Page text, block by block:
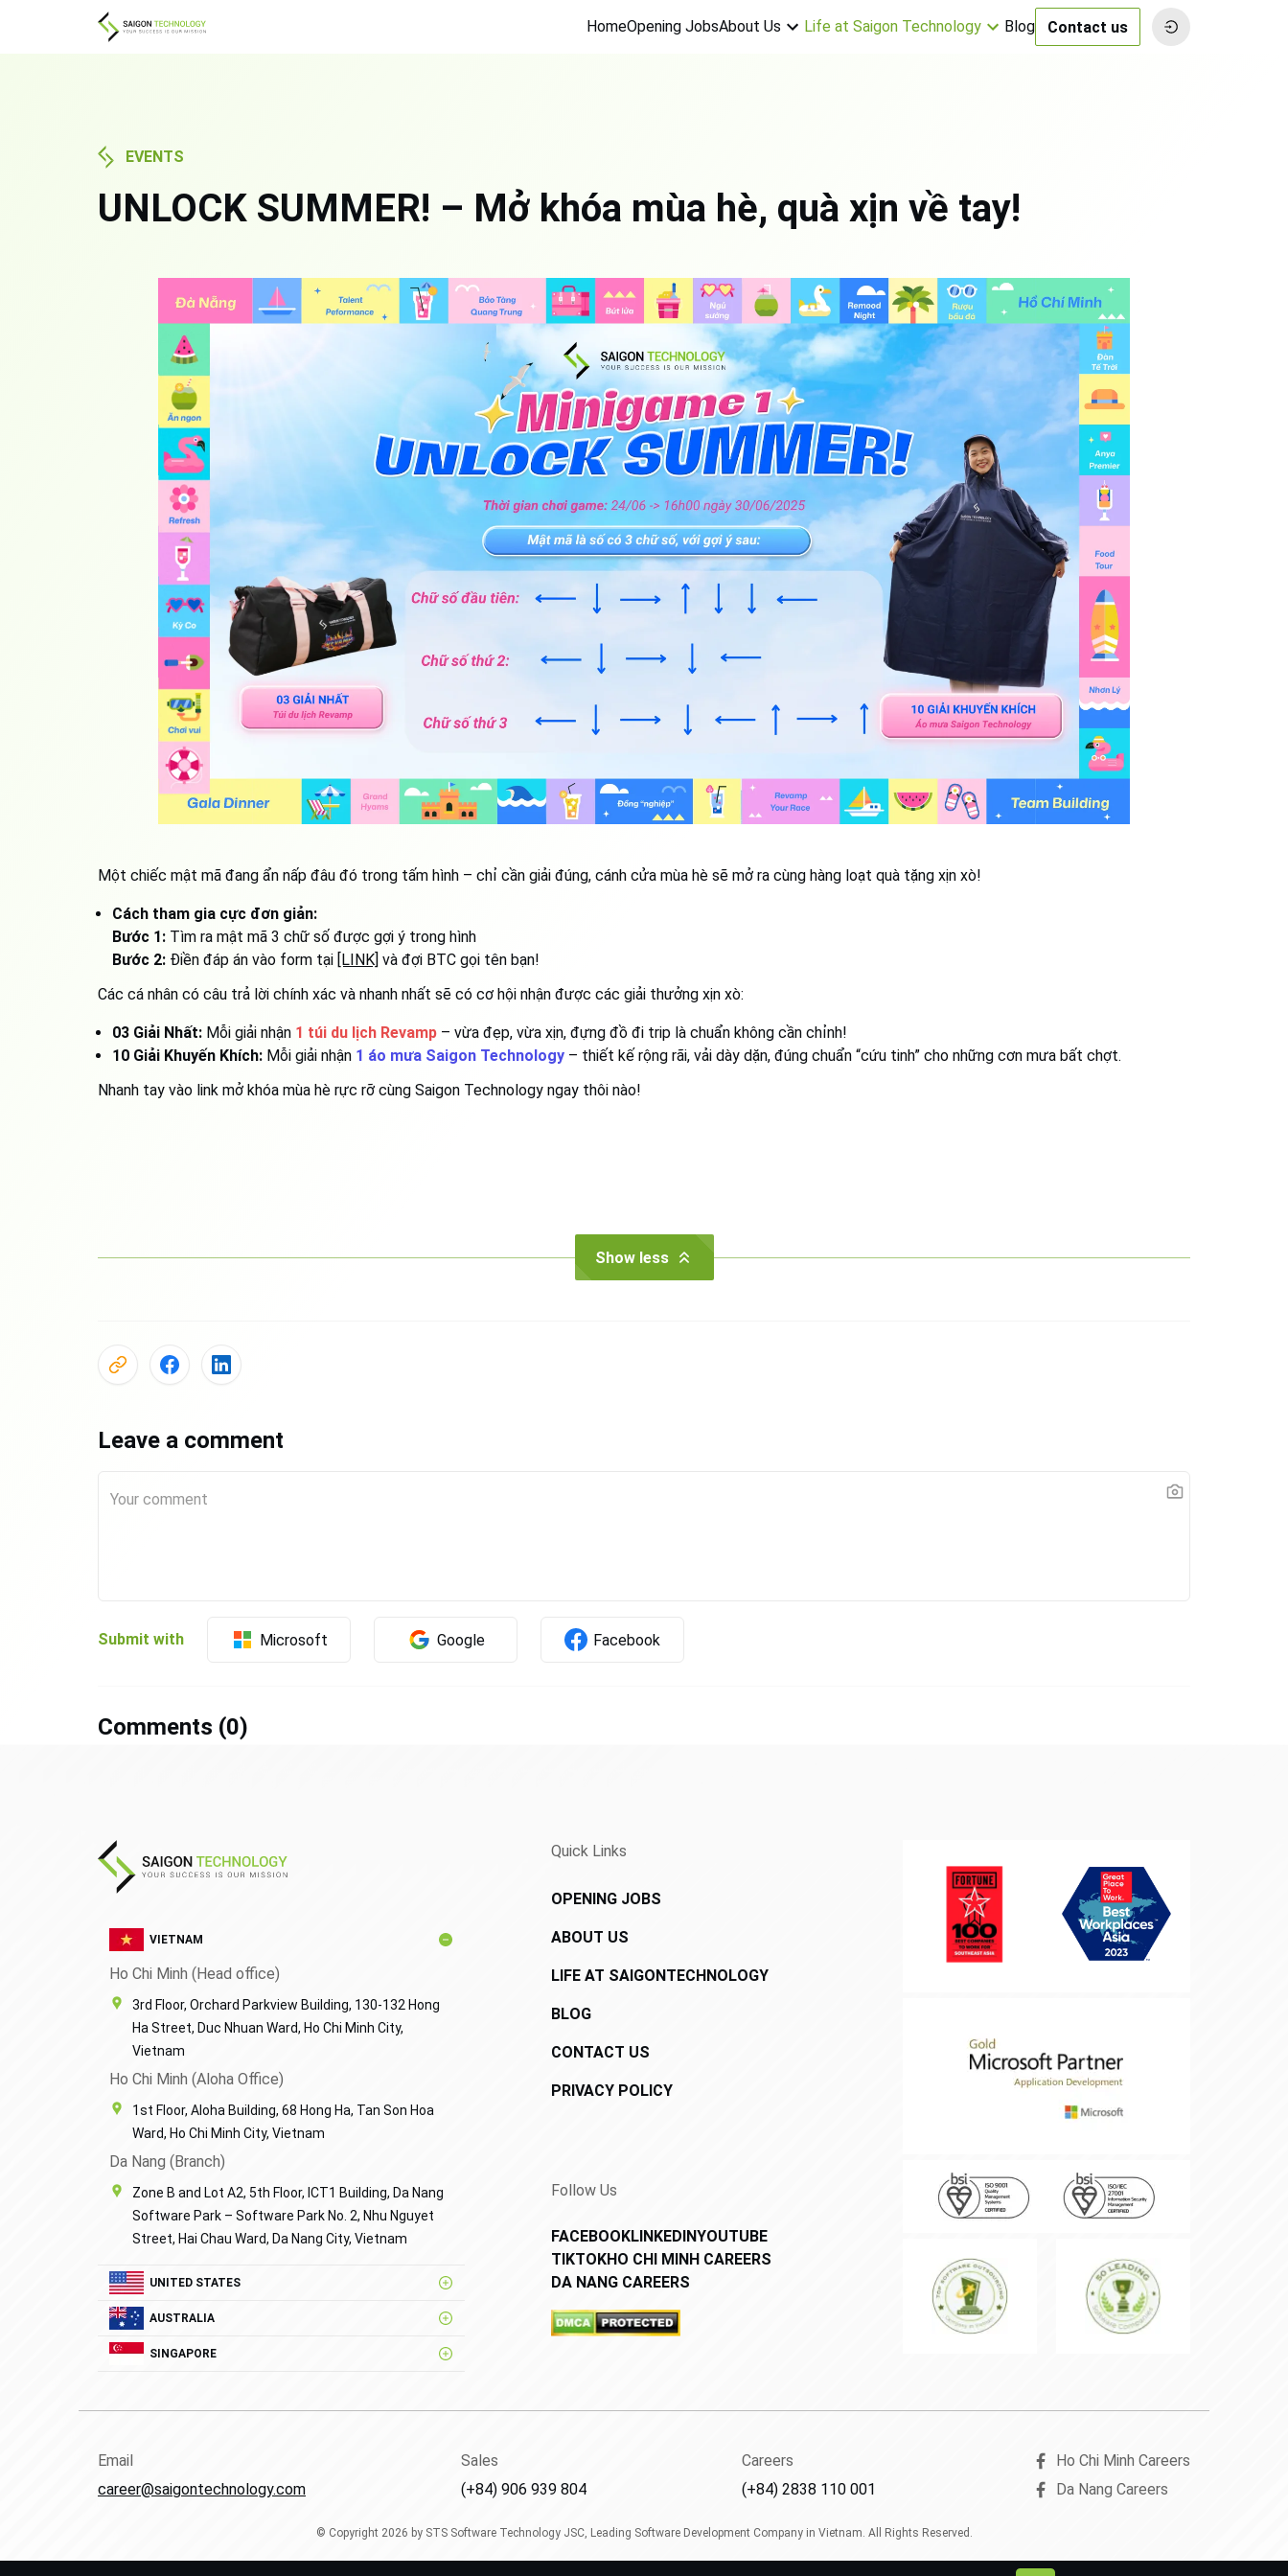
HomeOpening JobsAbout Us Life at Saigon Technology Blog Contact us
EVENTS
UNLOCK SUMMER! – Mở khóa mùa hè, quà xịn về tay!
Một chiếc mật mã đang ẩn nấp đâu đó trong tấm hình – chỉ cần giải đúng, cánh cửa mùa hè sẽ mở ra cùng hàng loạt quà tặng xịn xò!
Cách tham gia cực đơn giản:
Bước 1: Tìm ra mật mã 3 chữ số được gợi ý trong hình
Bước 2: Điền đáp án vào form tại [LINK] và đợi BTC gọi tên bạn!
Các cá nhân có câu trả lời chính xác và nhanh nhất sẽ có cơ hội nhận được các giải thưởng xịn xò:
03 Giải Nhất: Mỗi giải nhận 1 túi du lịch Revamp – vừa đẹp, vừa xịn, đựng đồ đi trip là chuẩn không cần chỉnh!
10 Giải Khuyến Khích: Mỗi giải nhận 1 áo mưa Saigon Technology – thiết kế rộng rãi, vải dày dặn, đúng chuẩn “cứu tinh” cho những cơn mưa bất chợt.
Nhanh tay vào link mở khóa mùa hè rực rỡ cùng Saigon Technology ngay thôi nào!
Show less
Leave a comment
Submit with Microsoft Google Facebook
Comments (0)
VIETNAM
Ho Chi Minh (Head office)
3rd Floor, Orchard Parkview Building, 130-132 Hong
Ha Street, Duc Nhuan Ward, Ho Chi Minh City,
Vietnam
Ho Chi Minh (Aloha Office)
1st Floor, Aloha Building, 68 Hong Ha, Tan Son Hoa
Ward, Ho Chi Minh City, Vietnam
Da Nang (Branch)
Zone B and Lot A2, 5th Floor, ICT1 Building, Da Nang
Software Park – Software Park No. 2, Nhu Nguyet
Street, Hai Chau Ward, Da Nang City, Vietnam
UNITED STATES
AUSTRALIA
SINGAPORE
Quick Links
OPENING JOBS
ABOUT US
LIFE AT SAIGONTECHNOLOGY
BLOG
CONTACT US
PRIVACY POLICY
Follow Us
FACEBOOKLINKEDINYOUTUBE
TIKTOKHO CHI MINH CAREERS
DA NANG CAREERS
Email
career@saigontechnology.com
Sales
(+84) 906 939 804
Careers
(+84) 2838 110 001
Ho Chi Minh Careers
Da Nang Careers
© Copyright 2026 by STS Software Technology JSC, Leading Software Development Company in Vietnam. All Rights Reserved.